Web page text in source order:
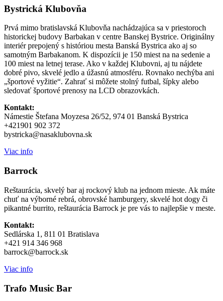
Bystrická Klubovňa
Prvá mimo bratislavská Klubovňa nachádzajúca sa v priestoroch
historickej budovy Barbakan v centre Banskej Bystrice. Originálny
interiér prepojený s históriou mesta Banská Bystrica ako aj so
samotným Barbakanom. K dispozícii je 150 miest na na sedenie a
100 miest na letnej terase. Ako v každej Klubovni, aj tu nájdete
dobré pivo, skvelé jedlo a úžasnú atmosféru. Rovnako nechýba ani
„športové vyžitie“. Zahrať si môžete stolný futbal, šípky alebo
sledovať športové prenosy na LCD obrazovkách.
Kontakt:
Námestie Štefana Moyzesa 26/52, 974 01 Banská Bystrica
+421901 902 372
bystricka@nasaklubovna.sk
Viac info
Barrock
Reštaurácia, skvelý bar aj rockový klub na jednom mieste. Ak máte
chuť na výborné rebrá, obrovské hamburgery, skvelé hot dogy či
pikantné burrito, reštaurácia Barrock je pre vás to najlepšie v meste.
Kontakt:
Sedlárska 1, 811 01 Bratislava
+421 914 346 968
barrock@barrock.sk
Viac info
Trafo Music Bar